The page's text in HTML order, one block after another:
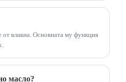
отделение, той
сервизните интервали на
същевременно осигурява
сменяте филтъра си за сушилня
въз основа на вашето
от влакна. Основната му функция
масло?